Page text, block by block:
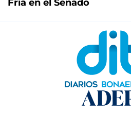
Fría en el Senado